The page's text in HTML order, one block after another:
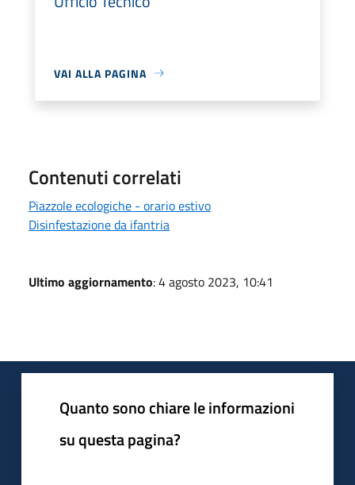
VAI ALLA PAGINA
Contenuti correlati
Piazzole ecologiche - orario estivo
Disinfestazione da ifantria
Ultimo aggiornamento: 4 agosto 2023, 10:41
Quanto sono chiare le informazioni
su questa pagina?